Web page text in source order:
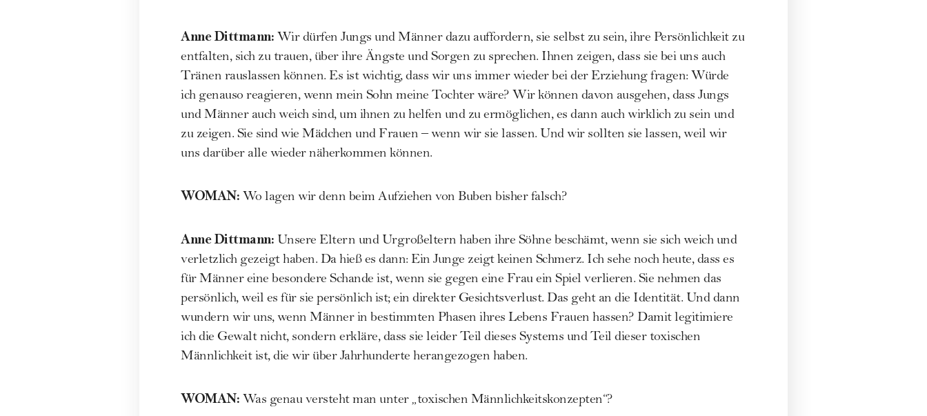
Anne Dittmann: Wir dürfen Jungs und Männer dazu auffordern, sie selbst zu sein, ihre Persönlichkeit zu
entfalten, sich zu trauen, über ihre Ängste und Sorgen zu sprechen. Ihnen zeigen, dass sie bei uns auch
Tränen rauslassen können. Es ist wichtig, dass wir uns immer wieder bei der Erziehung fragen: Würde
ich genauso reagieren, wenn mein Sohn meine Tochter wäre? Wir können davon ausgehen, dass Jungs
und Männer auch weich sind, um ihnen zu helfen und zu ermöglichen, es dann auch wirklich zu sein und
zu zeigen. Sie sind wie Mädchen und Frauen – wenn wir sie lassen. Und wir sollten sie lassen, weil wir
uns darüber alle wieder näherkommen können.
WOMAN: Wo lagen wir denn beim Aufziehen von Buben bisher falsch?
Anne Dittmann: Unsere Eltern und Urgroßeltern haben ihre Söhne beschämt, wenn sie sich weich und
verletzlich gezeigt haben. Da hieß es dann: Ein Junge zeigt keinen Schmerz. Ich sehe noch heute, dass es
für Männer eine besondere Schande ist, wenn sie gegen eine Frau ein Spiel verlieren. Sie nehmen das
persönlich, weil es für sie persönlich ist; ein direkter Gesichtsverlust. Das geht an die Identität. Und dann
wundern wir uns, wenn Männer in bestimmten Phasen ihres Lebens Frauen hassen? Damit legitimiere
ich die Gewalt nicht, sondern erkläre, dass sie leider Teil dieses Systems und Teil dieser toxischen
Männlichkeit ist, die wir über Jahrhunderte herangezogen haben.
WOMAN: Was genau versteht man unter „toxischen Männlichkeitskonzepten“?